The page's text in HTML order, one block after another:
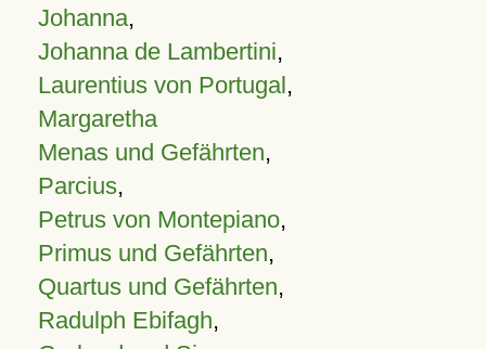
Johanna,
Johanna de Lambertini,
Laurentius von Portugal,
Margaretha
Menas und Gefährten,
Parcius,
Petrus von Montepiano,
Primus und Gefährten,
Quartus und Gefährten,
Radulph Ebifagh,